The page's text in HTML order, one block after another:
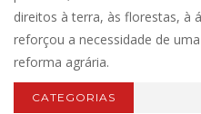
direitos à terra, às florestas, à
reforçou a necessidade de
reforma agrária.
CATEGORIAS